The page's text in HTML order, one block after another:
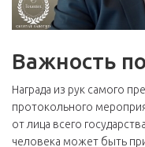
Важность
Награда из рук самого
протокольного
от лица всего
человека может быть